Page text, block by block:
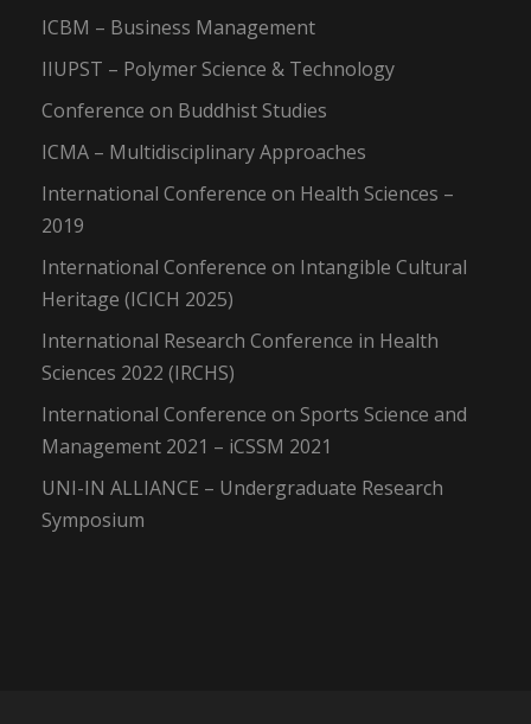
ICBM – Business Management
IIUPST – Polymer Science & Technology
Conference on Buddhist Studies
ICMA – Multidisciplinary Approaches
International Conference on Health Sciences –
2019
International Conference on Intangible Cultural
Heritage (ICICH 2025)
International Research Conference in Health
Sciences 2022 (IRCHS)
International Conference on Sports Science and
Management 2021 – iCSSM 2021
UNI-IN ALLIANCE – Undergraduate Research
Symposium